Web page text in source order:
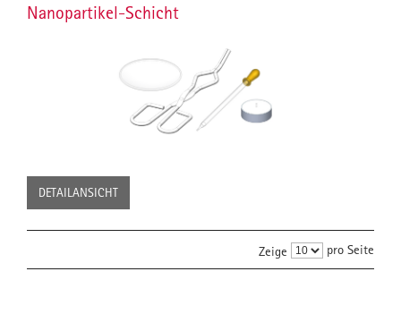
Nanopartikel-Schicht
DETAILANSICHT
Zeige pro Seite